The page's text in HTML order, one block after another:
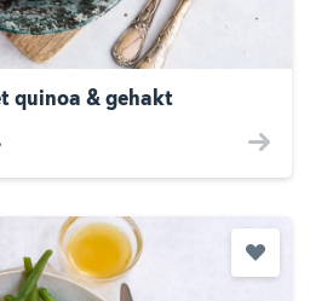
quinoa & gehakt